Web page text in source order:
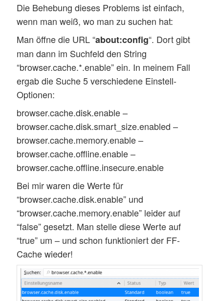
Die Behebung dieses Problems ist einfach,
wenn man weiß, wo man zu suchen hat:
Man öffne die URL “about:config“. Dort gibt
man dann im Suchfeld den String
“browser.cache.*.enable” ein. In meinem Fall
ergab die Suche 5 verschiedene Einstell-
Optionen:
browser.cache.disk.enable –
browser.cache.disk.smart_size.enabled –
browser.cache.memory.enable –
browser.cache.offline.enable –
browser.cache.offline.insecure.enable
Bei mir waren die Werte für
“browser.cache.disk.enable” und
“browser.cache.memory.enable” leider auf
“false” gesetzt. Man stelle diese Werte auf
“true” um – und schon funktioniert der FF-
Cache wieder!